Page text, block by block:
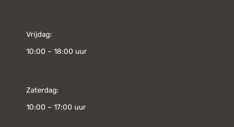
Vrijdag:
10:00 – 18:00 uur
Zaterdag:
10:00 – 17:00 uur